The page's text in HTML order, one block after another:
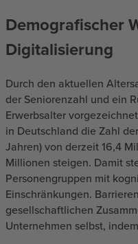
Demografischer
Digitalisierung
Durch den aktuellen
der Seniorenzahl und ein
Erwerbsalter
in Deutschland die Zahl
Jahren) von derzeit 16,4
Millionen steigen. Damit
Personengruppen mit
Einschränkungen.
gesellschaftlichen
Unternehmen selbst,